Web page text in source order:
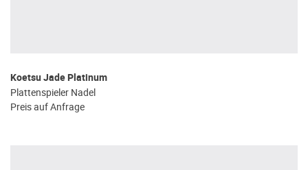
Koetsu Jade Platinum
Plattenspieler Nadel
Preis auf Anfrage